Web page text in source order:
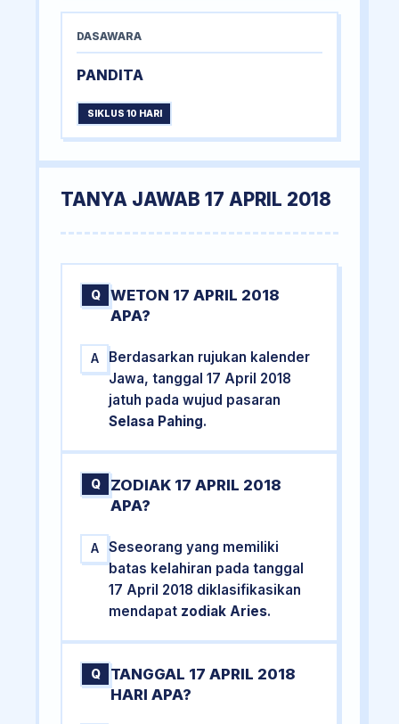
DASAWARA
PANDITA
SIKLUS 10 HARI
TANYA JAWAB 17 APRIL 2018
Q
WETON 17 APRIL 2018
APA?
A
Berdasarkan rujukan kalender
Jawa, tanggal 17 April 2018
jatuh pada wujud pasaran
Selasa Pahing.
Q
ZODIAK 17 APRIL 2018
APA?
A
Seseorang yang memiliki
batas kelahiran pada tanggal
17 April 2018 diklasifikasikan
mendapat zodiak Aries.
Q
TANGGAL 17 APRIL 2018
HARI APA?